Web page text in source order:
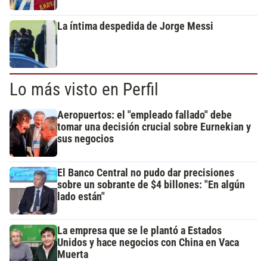
La íntima despedida de Jorge Messi
Lo más visto en Perfil
Aeropuertos: el "empleado fallado" debe
tomar una decisión crucial sobre Eurnekian y
sus negocios
El Banco Central no pudo dar precisiones
sobre un sobrante de $4 billones: "En algún
lado están"
La empresa que se le plantó a Estados
Unidos y hace negocios con China en Vaca
Muerta